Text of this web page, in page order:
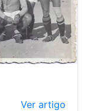
Ver artigo